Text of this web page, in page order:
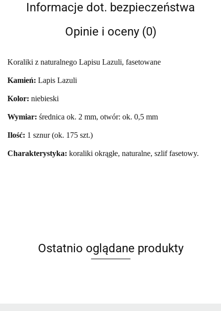
Informacje dot. bezpieczeństwa
Opinie i oceny (0)
Koraliki z naturalnego Lapisu Lazuli, fasetowane
Kamień: Lapis Lazuli
Kolor: niebieski
Wymiar: średnica ok. 2 mm, otwór: ok. 0,5 mm
Ilość: 1 sznur (ok. 175 szt.)
Charakterystyka: koraliki okrągłe, naturalne, szlif fasetowy.
Ostatnio oglądane produkty